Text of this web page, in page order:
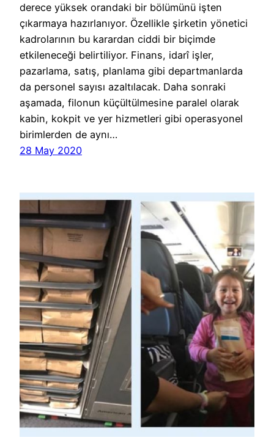
derece yüksek orandaki bir bölümünü işten
çıkarmaya hazırlanıyor. Özellikle şirketin yönetici
kadrolarının bu karardan ciddi bir biçimde
etkileneceği belirtiliyor. Finans, idarî işler,
pazarlama, satış, planlama gibi departmanlarda
da personel sayısı azaltılacak. Daha sonraki
aşamada, filonun küçültülmesine paralel olarak
kabin, kokpit ve yer hizmetleri gibi operasyonel
birimlerden de aynı…
28 May 2020